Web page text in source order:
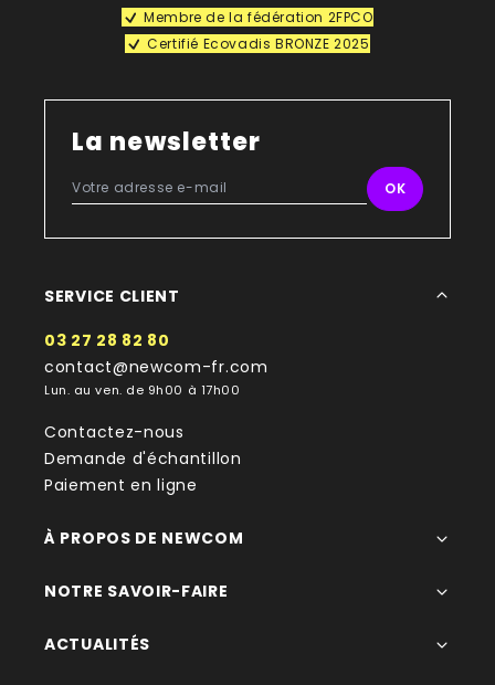
Membre de la fédération 2FPCO
Certifié Ecovadis BRONZE 2025
La newsletter
SERVICE CLIENT
03 27 28 82 80
contact@newcom-fr.com
Lun. au ven. de 9h00 à 17h00
Contactez-nous
Demande d'échantillon
Paiement en ligne
À PROPOS DE NEWCOM
NOTRE SAVOIR-FAIRE
ACTUALITÉS